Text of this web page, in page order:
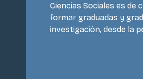
Ciencias Sociales es
formar graduadas y
investigación, desde la